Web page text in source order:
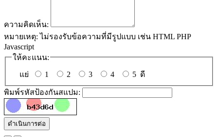
ความคิดเห็น:
หมายเหตุ: ไม่รองรับข้อความที่มีรูปแบบ เช่น HTML PHP
Javascript
ให้คะแนน:
แย่ 1 2 3 4 5 ดี
พิมพ์รหัสป้องกันสแปม:
ดำเนินการต่อ